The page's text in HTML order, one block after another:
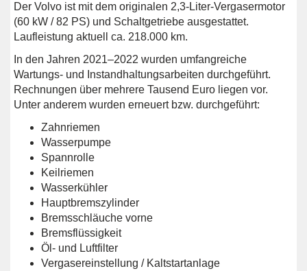
Der Volvo ist mit dem originalen 2,3-Liter-Vergasermotor
(60 kW / 82 PS) und Schaltgetriebe ausgestattet.
Laufleistung aktuell ca. 218.000 km.
In den Jahren 2021–2022 wurden umfangreiche
Wartungs- und Instandhaltungsarbeiten durchgeführt.
Rechnungen über mehrere Tausend Euro liegen vor.
Unter anderem wurden erneuert bzw. durchgeführt:
Zahnriemen
Wasserpumpe
Spannrolle
Keilriemen
Wasserkühler
Hauptbremszylinder
Bremsschläuche vorne
Bremsflüssigkeit
Öl- und Luftfilter
Vergasereinstellung / Kaltstartanlage